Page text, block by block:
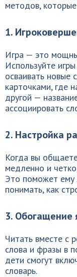
методов,
1.
Игра — это
Используйте
осваивать новые
карточками, где
другой —
ассоциировать
2. Настройка
Когда вы
медленно и
Это поможет ему
понимать, как
3. Обогащение
Читать вместе с
слова и фразы в
дети смогут
словарь.